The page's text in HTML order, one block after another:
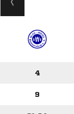
4
9